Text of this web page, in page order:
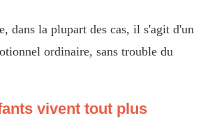
dans la plupart des cas, il s'agit d'un
ordinaire, sans trouble du
vivent tout plus